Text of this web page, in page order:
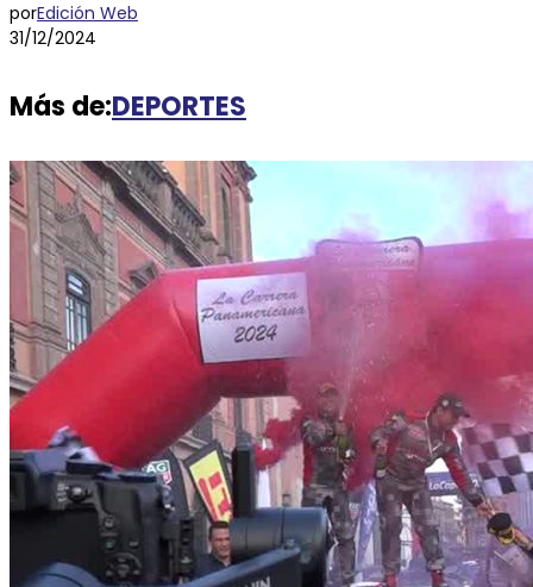
porEdición Web
31/12/2024
Más de:DEPORTES